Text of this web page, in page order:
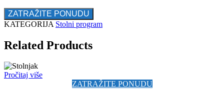
ZATRAŽITE PONUDU
KATEGORIJA Stolni program
Related Products
Pročitaj više
ZATRAŽITE PONUDU